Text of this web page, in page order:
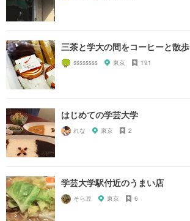
三茶と学大の間をコーヒーと散歩
ssssssss 東京 191
はじめての学芸大学
れな 東京 2
学芸大学駅付近のうまい店
そら豆 東京 6